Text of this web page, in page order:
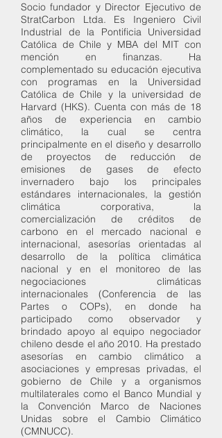
Socio fundador y Director Ejecutivo de
StratCarbon Ltda. Es Ingeniero Civil
Industrial de la Pontificia Universidad
Católica de Chile y MBA del MIT con
mención en finanzas. Ha
complementado su educación ejecutiva
con programas en la Universidad
Católica de Chile y la universidad de
Harvard (HKS). Cuenta con más de 18
años de experiencia en cambio
climático, la cual se centra
principalmente en el diseño y desarrollo
de proyectos de reducción de
emisiones de gases de efecto
invernadero bajo los principales
estándares internacionales, la gestión
climática corporativa, la
comercialización de créditos de
carbono en el mercado nacional e
internacional, asesorías orientadas al
desarrollo de la política climática
nacional y en el monitoreo de las
negociaciones climáticas
internacionales (Conferencia de las
Partes o COPs), en donde ha
participado como observador y
brindado apoyo al equipo negociador
chileno desde el año 2010. Ha prestado
asesorías en cambio climático a
asociaciones y empresas privadas, el
gobierno de Chile y a organismos
multilaterales como el Banco Mundial y
la Convención Marco de Naciones
Unidas sobre el Cambio Climático
(CMNUCC).